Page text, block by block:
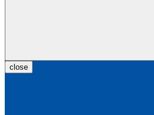
close